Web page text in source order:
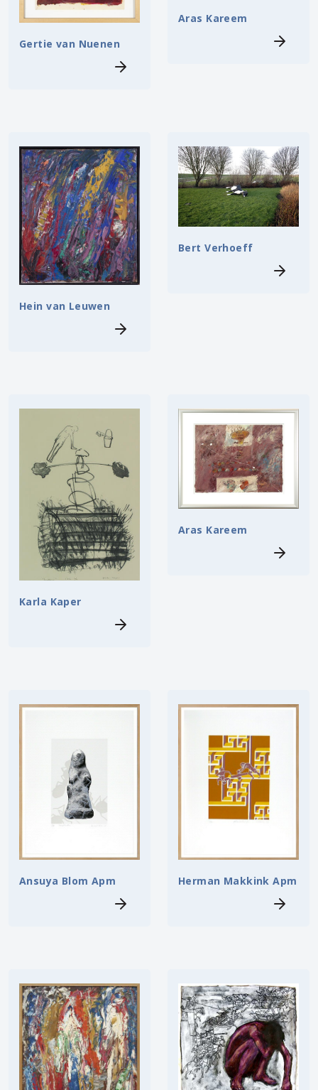
Gertie van Nuenen
Aras Kareem
Hein van Leuwen
Bert Verhoeff
Karla Kaper
Aras Kareem
Ansuya Blom Apm Herman Makkink Apm